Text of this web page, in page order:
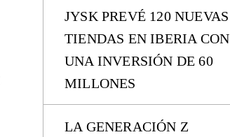
JYSK PREVÉ 120 NUEVAS
TIENDAS EN IBERIA CON
UNA INVERSIÓN DE 60
MILLONES
LA GENERACIÓN Z